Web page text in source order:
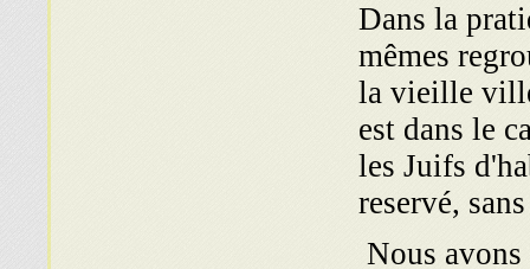
Dans la
mêmes
la vieille
est dans le
les Juifs
reservé,
Nous